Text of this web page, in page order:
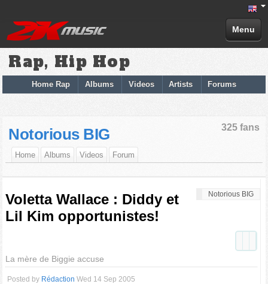
Menu
Rap, Hip Hop
Home Rap Albums Videos Artists Forums
325 fans
Notorious BIG
Home Albums Videos Forum
Notorious BIG
Voletta Wallace : Diddy et
Lil Kim opportunistes!
La mère de Biggie accuse
Posted by Rédaction Wed 14 Sep 2005